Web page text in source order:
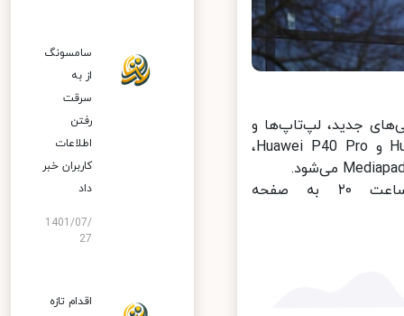
جدید،‌ لپ‌تاپ‌ها و
تبلت معرفی شوند. این محصولات شامل گوشی‌های مدل Huawei nova 7i و Huawei P40 Pro،
علاقه‌مندان جهت تماشای این رویداد آنلاین می‌توانند از ساعت ۲۰ به صفحه
سامسونگ
از به
سرقت
رفتن
اطلاعات
کاربران خبر
داد
1401/07/
27
اقدام تازه